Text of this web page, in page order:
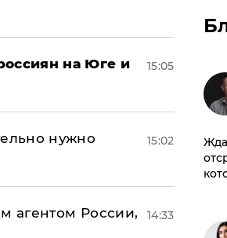
на Юге и
15:05
нужно
15:02
агентом России,
14:33